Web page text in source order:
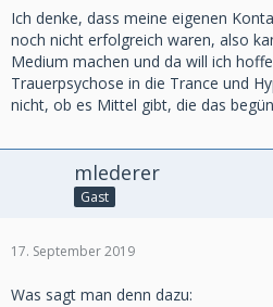
Ich denke, dass meine eigenen
noch nicht erfolgreich waren, also
Medium machen und da will ich
Trauerpsychose in die Trance und
nicht, ob es Mittel gibt, die das
mlederer
Gast
17. September 2019
Was sagt man denn dazu: